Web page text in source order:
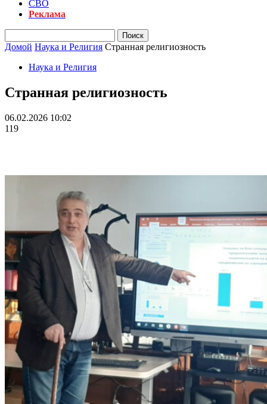
СВО
Реклама
Домой Наука и Религия Странная религиозность
Наука и Религия
Странная религиозность
06.02.2026 10:02
119